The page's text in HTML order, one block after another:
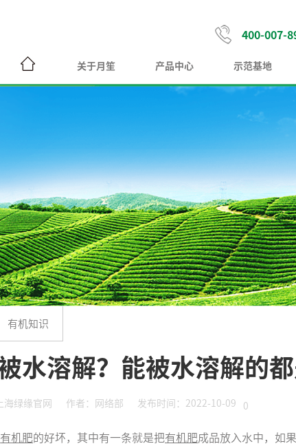
400-007-
关于月笙 产品中心 示范基地
有机知识
水溶解？能被水溶解的都
海绿缘官网 作者：网络部 发布时间：2022-10-09 0
有机肥的好坏，其中有一条就是把有机肥成品放入水中，如